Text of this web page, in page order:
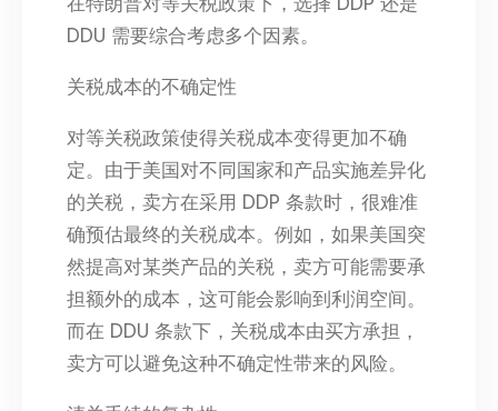
DDU 需要综合考虑多个因素。​
关税成本的不确定性​
对等关税政策使得关税成本变得更加不确
定。由于美国对不同国家和产品实施差异化
的关税，卖方在采用 DDP 条款时，很难准
确预估最终的关税成本。例如，如果美国突
然提高对某类产品的关税，卖方可能需要承
担额外的成本，这可能会影响到利润空间。
而在 DDU 条款下，关税成本由买方承担，
卖方可以避免这种不确定性带来的风险。​